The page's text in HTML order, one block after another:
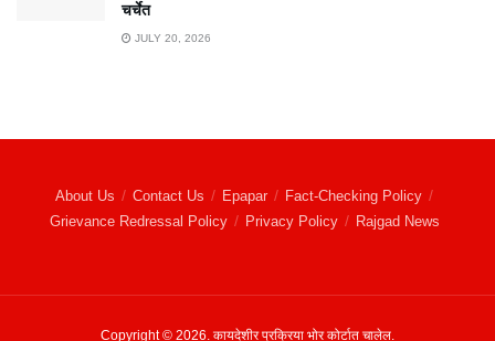
चर्चेत
JULY 20, 2026
About Us Contact Us Epapar
Fact-Checking Policy
Grievance Redressal Policy
Privacy Policy Rajgad News
Copyright © 2026. कायदेशीर प्रक्रिया भोर कोर्टात चालेल.